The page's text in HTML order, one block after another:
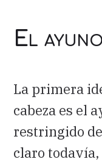
El ayuno
La primera
cabeza es el
restringido
claro